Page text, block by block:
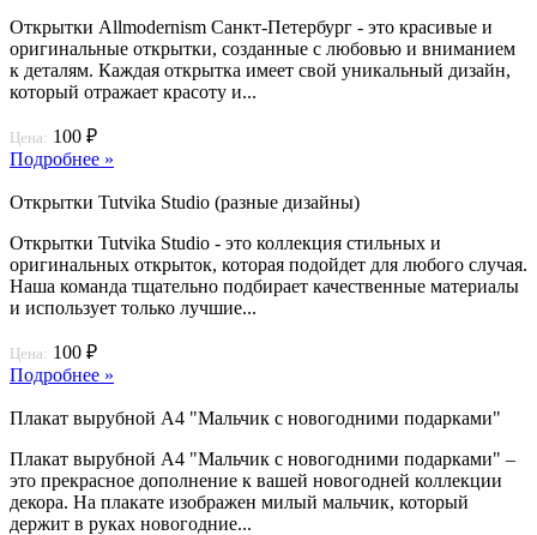
Открытки Allmodernism Санкт-Петербург - это красивые и
оригинальные открытки, созданные с любовью и вниманием
к деталям. Каждая открытка имеет свой уникальный дизайн,
который отражает красоту и...
Цена: 100 ₽
Подробнее »
Открытки Tutvika Studio (разные дизайны)
Открытки Tutvika Studio - это коллекция стильных и
оригинальных открыток, которая подойдет для любого случая.
Наша команда тщательно подбирает качественные материалы
и использует только лучшие...
Цена: 100 ₽
Подробнее »
Плакат вырубной А4 "Мальчик с новогодними подарками"
Плакат вырубной А4 "Мальчик с новогодними подарками" –
это прекрасное дополнение к вашей новогодней коллекции
декора. На плакате изображен милый мальчик, который
держит в руках новогодние...